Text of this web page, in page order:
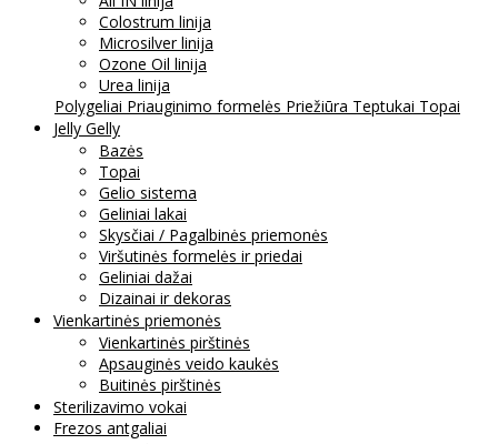
Colostrum linija
Microsilver linija
Ozone Oil linija
Urea linija
Polygeliai Priauginimo formelės Priežiūra Teptukai Topai
Jelly Gelly
Bazės
Topai
Gelio sistema
Geliniai lakai
Skysčiai / Pagalbinės priemonės
Viršutinės formelės ir priedai
Geliniai dažai
Dizainai ir dekoras
Vienkartinės priemonės
Vienkartinės pirštinės
Apsauginės veido kaukės
Buitinės pirštinės
Sterilizavimo vokai
Frezos antgaliai